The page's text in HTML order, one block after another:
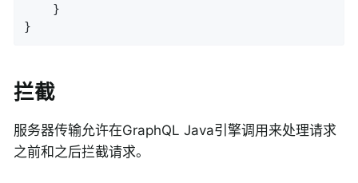
}
拦截
服务器传输允许在GraphQL Java引擎调用来处理请求
之前和之后拦截请求。